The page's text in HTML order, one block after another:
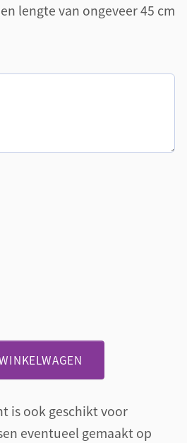
lengte van ongeveer 45 cm
is ook geschikt voor
eventueel gemaakt op